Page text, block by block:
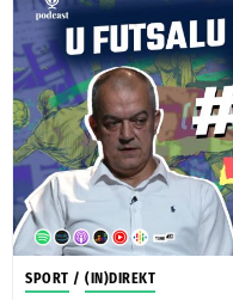
SPORT / (IN)DIREKT